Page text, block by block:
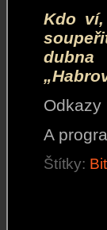
Kdo
A
Štítky: